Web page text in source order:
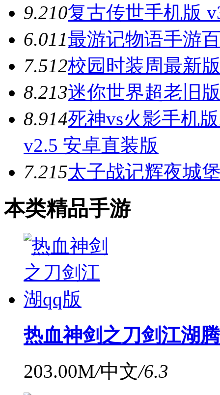
9.210复古传世手机版
6.011最游记物语手游
7.512校园时装周最新
8.213迷你世界超老旧
8.914死神vs火影手机版
v2.5 安卓直装版
7.215太子战记辉夜城
本类精品手游
热血神剑之刀剑江湖
203.00M/中文/6.3